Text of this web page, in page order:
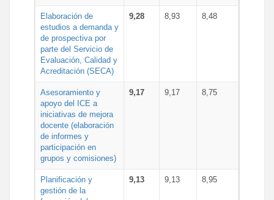
Elaboración de
estudios a demanda y
de prospectiva por
parte del Servicio de
Evaluación, Calidad y
Acreditación (SECA)
9,28 8,93 8,48
Asesoramiento y
apoyo del ICE a
iniciativas de mejora
docente (elaboración
de informes y
participación en
grupos y comisiones)
9,17 9,17 8,75
Planificación y
gestión de la
9,13 9,13 8,95